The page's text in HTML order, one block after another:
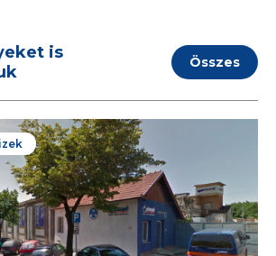
is
Összes